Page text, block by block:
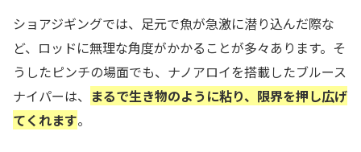
ショアジギングでは、足元で魚が急激に潜り込んだ際な
ど、ロッドに無理な角度がかかることが多々あります。そ
うしたピンチの場面でも、ナノアロイを搭載したブルース
ナイパーは、 まるで生き物のように粘り、限界を押し広げ
てくれます。